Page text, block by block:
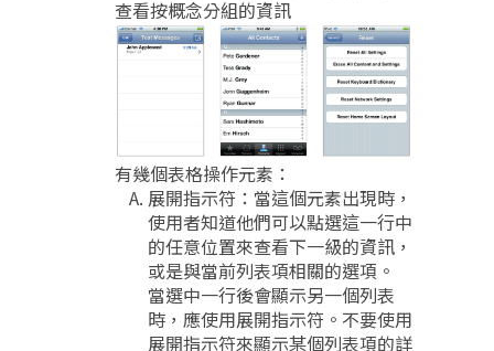
查看按概念分組的資訊
有幾個表格操作元素：
展開指示符：當這個元素出現時，
使用者知道他們可以點選這一行中
的任意位置來查看下一級的資訊，
或是與當前列表項相關的選項。
當選中一行後會顯示另一個列表
時，應使用展開指示符。不要使用
展開指示符來顯示某個列表項的詳